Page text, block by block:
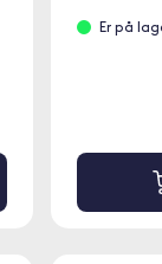
Er på